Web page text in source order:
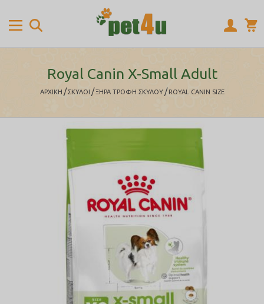
Royal Canin X-Small Adult
ΑΡΧΙΚΉ / ΣΚΥΛΟΙ / ΞΗΡΑ ΤΡΟΦΗ ΣΚΥΛΟΥ / ROYAL CANIN SIZE